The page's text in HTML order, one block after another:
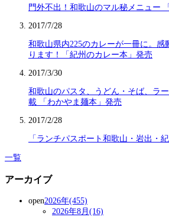
門外不出！和歌山のマル秘メニュー
2017/7/28
和歌山県内225のカレーが一冊に。感
ります！「紀州のカレー本」発売
2017/3/30
和歌山のパスタ、うどん・そば、ラ
載 「わかやま麺本」発売
2017/2/28
「ランチパスポート和歌山・岩出・
一覧
アーカイブ
open2026年(455)
2026年8月(16)